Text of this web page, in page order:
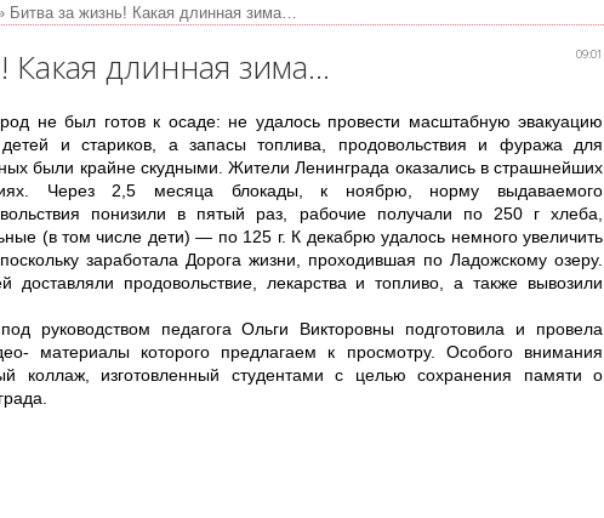
Битва за жизнь! Какая длинная зима…
09:01
Какая длинная зима…
не был готов к осаде: не удалось провести масштабную эвакуацию
и стариков, а запасы топлива, продовольствия и фуража для
были крайне скудными. Жители Ленинграда оказались в страшнейших
Через 2,5 месяца блокады, к ноябрю, норму выдаваемого
понизили в пятый раз, рабочие получали по 250 г хлеба,
(в том числе дети) — по 125 г. К декабрю удалось немного увеличить
заработала Дорога жизни, проходившая по Ладожскому озеру.
доставляли продовольствие, лекарства и топливо, а также вывозили
руководством педагога Ольги Викторовны подготовила и провела
материалы которого предлагаем к просмотру. Особого внимания
коллаж, изготовленный студентами с целью сохранения памяти о